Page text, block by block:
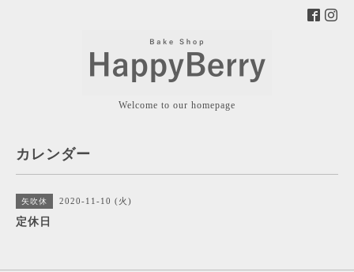
Welcome to our homepage
カレンダー
矢吹休 2020-11-10 (火)
定休日